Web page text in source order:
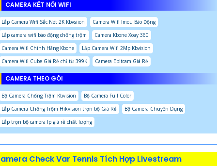
CAMERA KẾT NỐI WIFI
Lắp Camera Wifi Sắc Nét 2K Kbvsiion
Camera Wifi Imou Báo Động
Lắp camera wifi báo động chống trộm
Camera Kbone Xoay 360
Camera Wifi Chính Hãng Kbone
Lắp Camera Wifi 2Mp Kbvision
Camera Wifi Cube Giá Rẻ chỉ từ 399K
Camera Ebitcam Giá Rẻ
CAMERA THEO GÓI
Bộ Camera Chống Trộm Kbvision
Bộ Camera Full Color
Lắp Camera Chống Trộm Hikvision trọn bộ Giá Rẻ
Bộ Camera Chuyên Dụng
Lắp trọn bộ camera Ip giá rẻ chất lượng
Check Var Tennis Tích Hợp Livestream